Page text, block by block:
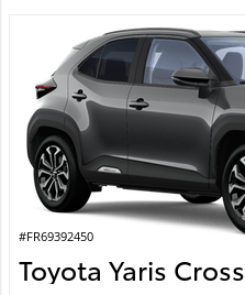
#FR69392450
Toyota Yaris Cross